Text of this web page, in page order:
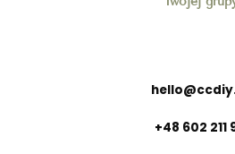
+48 602 211